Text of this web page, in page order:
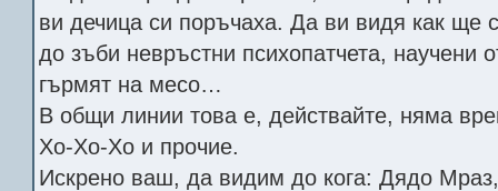
ви дечица си поръчаха. Да ви видя как ще
до зъби невръстни психопатчета, научени
гърмят на месо…
В общи линии това е, действайте, няма
Хо-Хо-Хо и прочие.
Искрено ваш, да видим до кога: Дядо